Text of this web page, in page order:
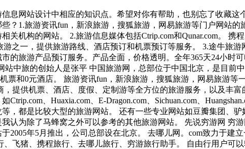
息网站设计中相应的知识点。希望对你有帮助，也别忘了收藏
？1.旅游资讯fun，新浪旅游，搜狐旅游，网易旅游等门户网站
关机构的网站。 2.旅游信息媒体包括Ctrip.com和Qunar.com。
之一，提供旅游路线、酒店预订和机票预订等服务。 3.途牛旅
的旅游产品预订服务。产品全面，价格透明。全年365天24小时
站中旅的创始人是张平 中国旅游网，总部位于中国北京，是目
票和0元酒店。 旅游资讯fun，新浪旅游，搜狐旅游，网易旅游
提供机票、酒店、度假、定制游等全方位的旅游服务，以及丰
、Huaxia.com、E-Dragon.com、Sichuan.com、
等，都是比较大型的旅游网站。 还有一些专业网站如豆瓣集团、
认为除了马蜂窝之外可以参考的其他旅游网站。 先说穷游网 穷
2005年5月推出，公司总部设在北京。 去哪儿网。com致力于
飞猪、携程旅行、去哪儿旅行、穷游旅行助手。 自由行用户可